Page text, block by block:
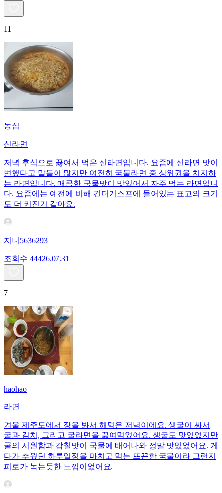
11
농심
신라면
저녁 후식으로 끓여서 먹은 신라면입니다. 요즘에 신라면 맛이
변했다고 말들이 많지만 여전히 국물라면 중 상위권을 치지하
는 라면입니다. 매콤한 국물맛이 맛있어서 자주 먹는 라면입니
다. 요즘에는 예전에 비해 건더기스프에 들어있는 표고의 크기
도 더 커진거 같아요.
지니5636293
조회수 44426.07.31
7
haohao
라면
겨울 제주도에서 장을 봐서 해먹은 저녁이에요. 생굴이 싸서
굴과 김치, 그리고 굴라면을 끓여먹었어요. 생굴도 맛있었지만
굴의 시원함과 감칠맛이 국물에 배어나와 정말 맛있었어요. 게
다가 추웠던 하루일정을 마치고 먹는 뜨끈한 국물이라 그런지
피로가 녹는듯한 느낌이었어요.